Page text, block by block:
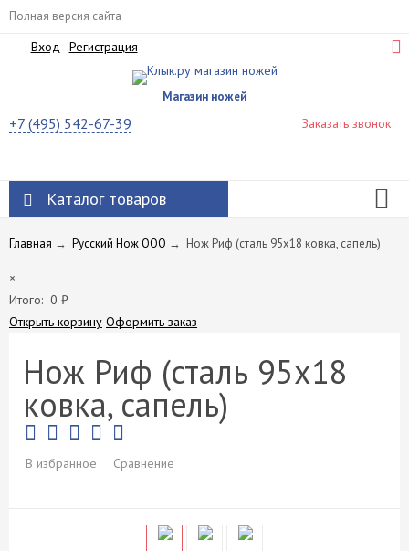
Полная версия сайта
Вход Регистрация
Магазин ножей
+7 (495) 542-67-39 Заказать звонок
Каталог товаров
Главная → Русский Нож ООО → Нож Риф (сталь 95х18 ковка, сапель)
×
Итого: 0 ₽
Открыть корзину Оформить заказ
Нож Риф (сталь 95х18
ковка, сапель)
В избранное Сравнение